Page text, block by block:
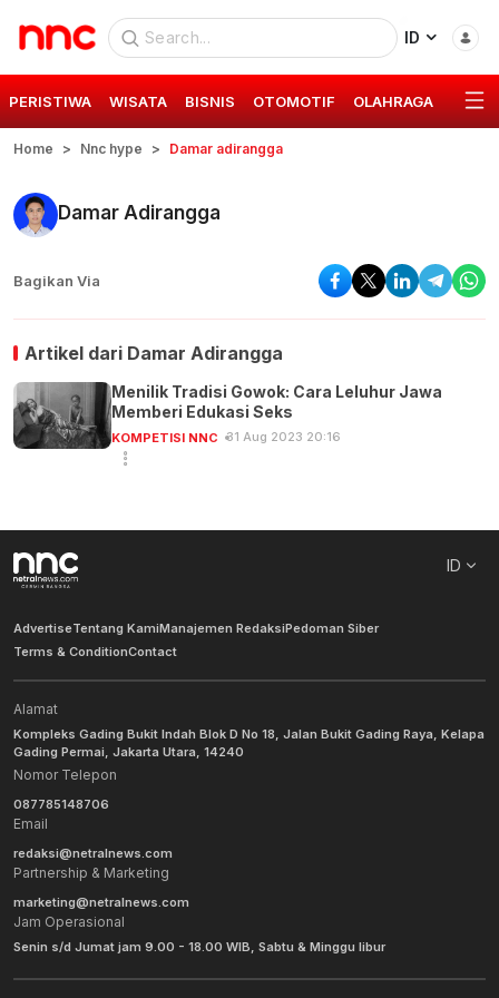
ID
PERISTIWA WISATA BISNIS OTOMOTIF OLAHRAGA GAYA
Home Nnc hype Damar adirangga
Damar Adirangga
Bagikan Via
Artikel dari Damar Adirangga
Menilik Tradisi Gowok: Cara Leluhur Jawa
Memberi Edukasi Seks
KOMPETISI NNC 31 Aug 2023 20:16
ID
AdvertiseTentang KamiManajemen RedaksiPedoman Siber
Terms & ConditionContact
Alamat
Kompleks Gading Bukit Indah Blok D No 18, Jalan Bukit Gading Raya, Kelapa
Gading Permai, Jakarta Utara, 14240
Nomor Telepon
087785148706
Email
redaksi@netralnews.com
Partnership & Marketing
marketing@netralnews.com
Jam Operasional
Senin s/d Jumat jam 9.00 - 18.00 WIB, Sabtu & Minggu libur